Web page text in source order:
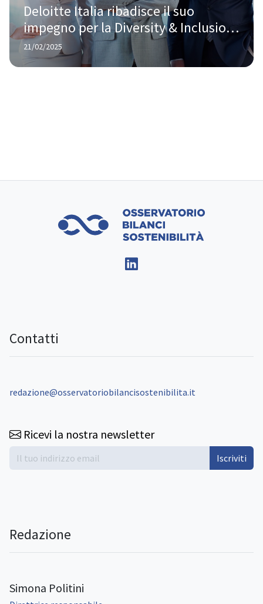
Deloitte Italia ribadisce il suo
impegno per la Diversity & Inclusion,
mentre il vento anti-DEI soffia negli
USA
21/02/2025
Contatti
redazione@osservatoriobilancisostenibilita.it
Ricevi la nostra newsletter
Iscriviti
Redazione
Simona Politini